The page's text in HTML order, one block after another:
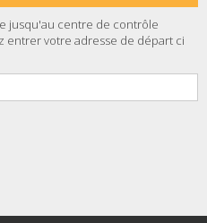
jusqu'au centre de contrôle
entrer votre adresse de départ ci